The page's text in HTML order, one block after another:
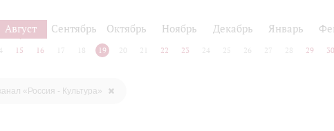
Август Сентябрь Октябрь Ноябрь Декабрь Январь
14 15 16 17 18 19 20 21 22 23 24 25 26 27 28 29 30
«Россия - Культура»